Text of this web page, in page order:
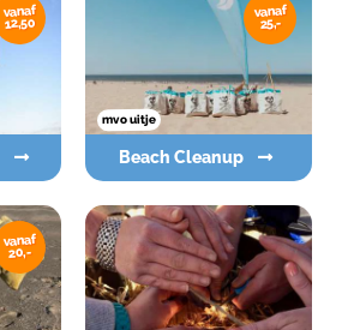
vanaf
12,50
vanaf
25,-
mvo uitje
Beach Cleanup
vanaf
20,-